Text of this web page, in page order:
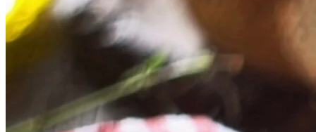
Ivica Šeperić. […]